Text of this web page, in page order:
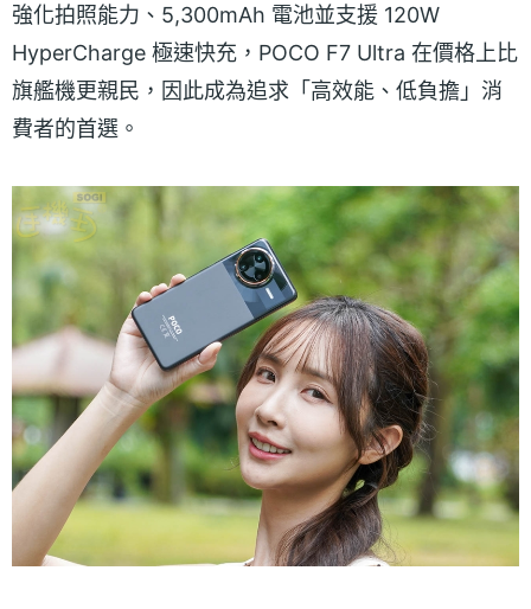
強化拍照能力、5,300mAh 電池並支援 120W
HyperCharge 極速快充，POCO F7 Ultra 在價格上比
旗艦機更親民，因此成為追求「高效能、低負擔」消
費者的首選。